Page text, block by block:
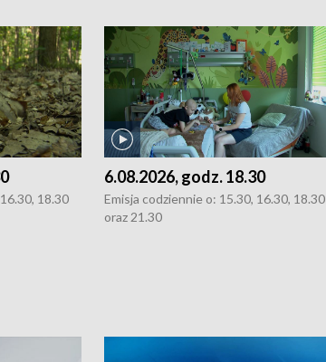
18.30
6.08.2026, godz. 18.30
Emisja codziennie o: 15.30, 16.30, 18.30
oraz 21.30